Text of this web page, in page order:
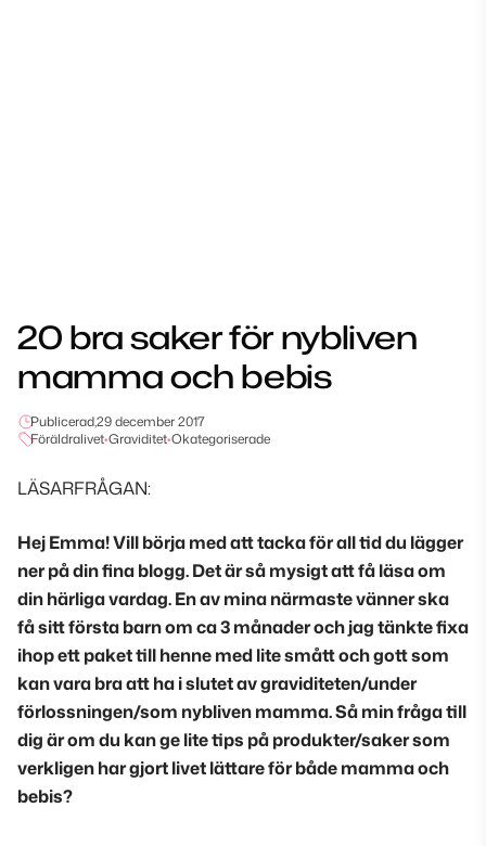
20 bra saker för nybliven
mamma och bebis
Publicerad,29 december 2017
Föräldralivet•Graviditet•Okategoriserade
LÄSARFRÅGAN:
Hej Emma! Vill börja med att tacka för all tid du lägger
ner på din fina blogg. Det är så mysigt att få läsa om
din härliga vardag. En av mina närmaste vänner ska
få sitt första barn om ca 3 månader och jag tänkte fixa
ihop ett paket till henne med lite smått och gott som
kan vara bra att ha i slutet av graviditeten/under
förlossningen/som nybliven mamma. Så min fråga till
dig är om du kan ge lite tips på produkter/saker som
verkligen har gjort livet lättare för både mamma och
bebis?